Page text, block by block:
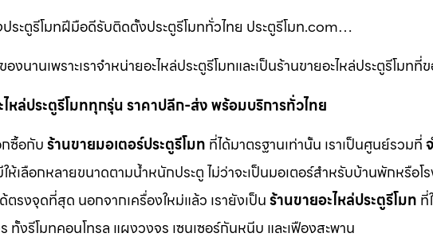
ระตูรีโมทฝีมือดีรับติดตั้งประตูรีโมททั่วไทย ประตูรีโมท.com…
งนานเพราะเราจำหน่ายอะไหล่ประตูรีโมทและเป็นร้านขายอะไหล่ประตูรีโมท
หล่ประตูรีโมททุกรุ่น ราคาปลีก-ส่ง พร้อมบริการทั่วไทย
ซื้อกับร้านขายมอเตอร์ประตูรีโมท ที่ได้มาตรฐานเท่านั้น เราเป็นศูนย์รวมที่
ห้เลือกหลายขนาดตามน้ำหนักประตู ไม่ว่าจะเป็นมอเตอร์สำหรับบ้านพักหรือโ
ตรงจุดที่สุด นอกจากเครื่องใหม่แล้ว เรายังเป็นร้านขายอะไหล่ประตูรีโมท
ทั้งรีโมทคอนโทรล แผงวงจร เซนเซอร์กันหนีบ และเฟืองสะพาน